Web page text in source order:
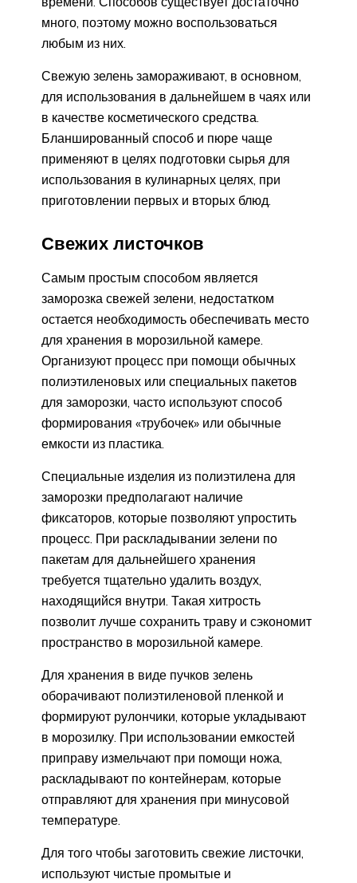
много, поэтому можно воспользоваться
любым из них.
Свежую зелень замораживают, в основном,
для использования в дальнейшем в чаях или
в качестве косметического средства.
Бланшированный способ и пюре чаще
применяют в целях подготовки сырья для
использования в кулинарных целях, при
приготовлении первых и вторых блюд.
Свежих листочков
Самым простым способом является
заморозка свежей зелени, недостатком
остается необходимость обеспечивать место
для хранения в морозильной камере.
Организуют процесс при помощи обычных
полиэтиленовых или специальных пакетов
для заморозки, часто используют способ
формирования «трубочек» или обычные
емкости из пластика.
Специальные изделия из полиэтилена для
заморозки предполагают наличие
фиксаторов, которые позволяют упростить
процесс. При раскладывании зелени по
пакетам для дальнейшего хранения
требуется тщательно удалить воздух,
находящийся внутри. Такая хитрость
позволит лучше сохранить траву и сэкономит
пространство в морозильной камере.
Для хранения в виде пучков зелень
оборачивают полиэтиленовой пленкой и
формируют рулончики, которые укладывают
в морозилку. При использовании емкостей
приправу измельчают при помощи ножа,
раскладывают по контейнерам, которые
отправляют для хранения при минусовой
температуре.
Для того чтобы заготовить свежие листочки,
используют чистые промытые и